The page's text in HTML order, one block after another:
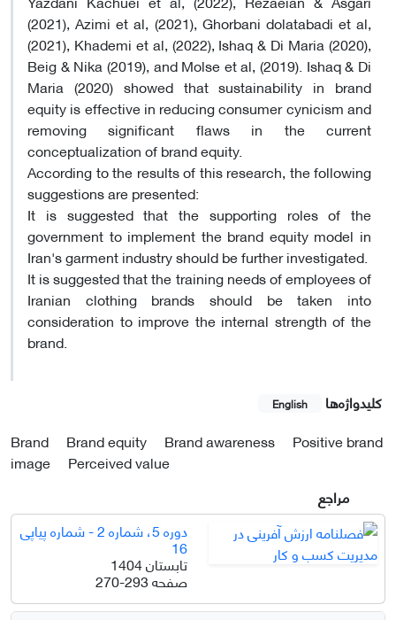
(2021), Azimi et al, (2021), Ghorbani dolatabadi et al,
(2021), Khademi et al, (2022), Ishaq & Di Maria (2020),
Beig & Nika (2019), and Molse et al, (2019). Ishaq & Di
Maria (2020) showed that sustainability in brand
equity is effective in reducing consumer cynicism and
removing significant flaws in the current
conceptualization of brand equity.
According to the results of this research, the following
suggestions are presented:
It is suggested that the supporting roles of the
government to implement the brand equity model in
Iran's garment industry should be further investigated.
It is suggested that the training needs of employees of
Iranian clothing brands should be taken into
consideration to improve the internal strength of the
brand.
کلیدواژه‌ها English
Brand Brand equity Brand awareness
Positive brand
image
Perceived value
مراجع
دوره 5، شماره 2 - شماره پیاپی
16
تابستان 1404
صفحه270-293